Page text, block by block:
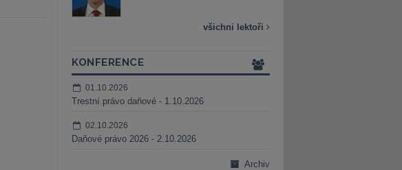
všichni lektoři
KONFERENCE
01.10.2026
Trestní právo daňové - 1.10.2026
02.10.2026
Daňové právo 2026 - 2.10.2026
Archiv